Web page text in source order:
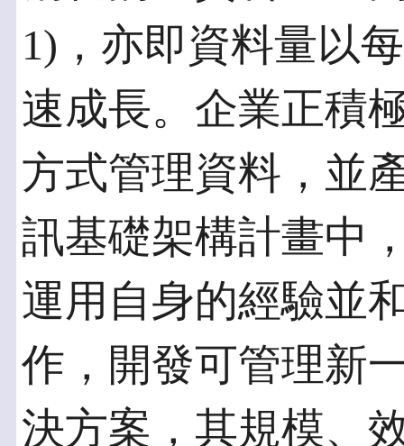
1)，亦即資料量以
速成長。企業正積
方式管理資料，並
訊基礎架構計畫中
運用自身的經驗並
作，開發可管理新
決方案，其規模、